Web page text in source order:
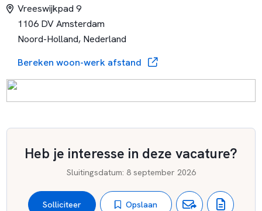
Vreeswijkpad 9
1106 DV Amsterdam
Noord-Holland, Nederland
Bereken woon-werk afstand
Heb je interesse in deze vacature?
Sluitingsdatum: 8 september 2026
Solliciteer Opslaan